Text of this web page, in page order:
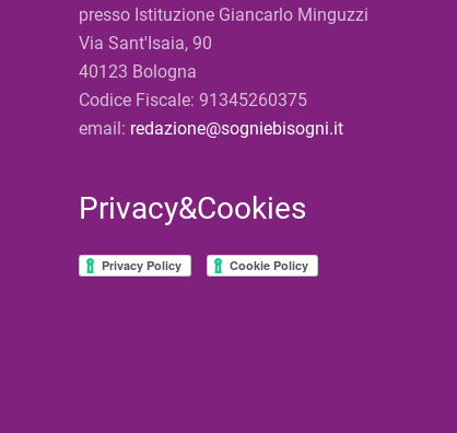
presso Istituzione Giancarlo Minguzzi
Via Sant'Isaia, 90
40123 Bologna
Codice Fiscale: 91345260375
email: redazione@sogniebisogni.it
Privacy&Cookies